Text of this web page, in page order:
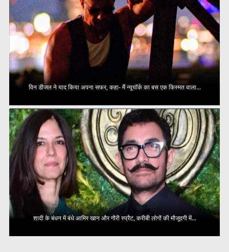
विन डीजल ने याद किया अपना सफर, कहा- मैं न्यूयॉर्क का बस एक किस्मत वाला...
शादी के बंधन में बंधे आमिर खान और गौरी स्प्रैट, करीबी लोगों की मौजूदगी में...